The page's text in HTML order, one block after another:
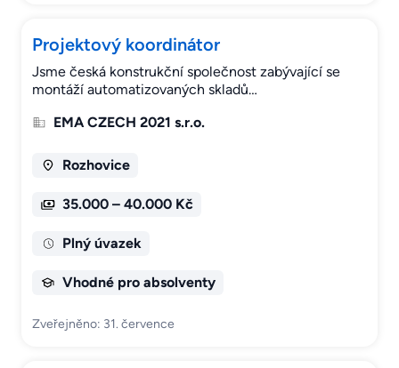
Projektový koordinátor
Jsme česká konstrukční společnost zabývající se
montáží automatizovaných skladů…
EMA CZECH 2021 s.r.o.
Rozhovice
35.000 – 40.000 Kč
Plný úvazek
Vhodné pro absolventy
Zveřejněno: 31. července